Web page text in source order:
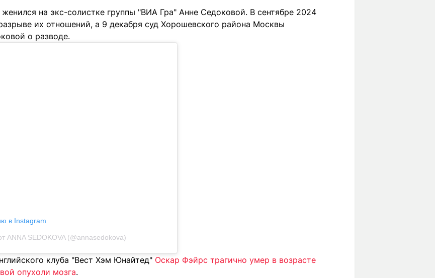
на экс-солистке группы "ВИА Гра" Анне Седоковой. В сентябре 2024
их отношений, а 9 декабря суд Хорошевского района Москвы
о разводе.
в Instagram
ANNA SEDOKOVA (@annasedokova)
клуба "Вест Хэм Юнайтед" Оскар Фэйрс трагично умер в возрасте
опухоли мозга.